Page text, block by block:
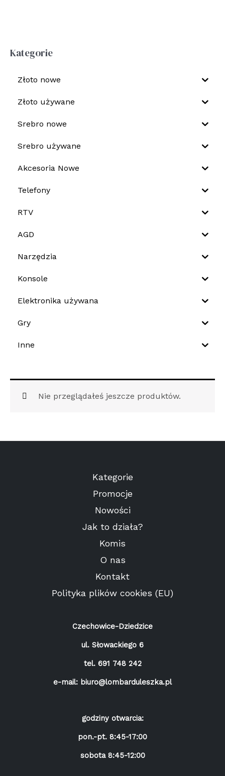
Kategorie
Złoto nowe
Złoto używane
Srebro nowe
Srebro używane
Akcesoria Nowe
Telefony
RTV
AGD
Narzędzia
Konsole
Elektronika używana
Gry
Inne
Nie przeglądałeś jeszcze produktów.
Kategorie
Promocje
Nowości
Jak to działa?
Komis
O nas
Kontakt
Polityka plików cookies (EU)
Czechowice-Dziedzice
ul. Słowackiego 6
tel. 691 748 242
e-mail: biuro@lombarduleszka.pl
godziny otwarcia:
pon.-pt. 8:45-17:00
sobota 8:45-12:00